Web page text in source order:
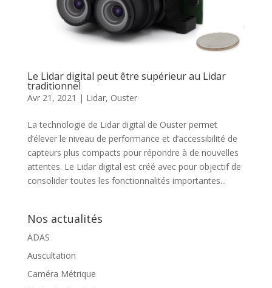
Le Lidar digital peut être supérieur au Lidar
traditionnel
Avr 21, 2021 | Lidar, Ouster
La technologie de Lidar digital de Ouster permet
d’élever le niveau de performance et d’accessibilité de
capteurs plus compacts pour répondre à de nouvelles
attentes. Le Lidar digital est créé avec pour objectif de
consolider toutes les fonctionnalités importantes...
Nos actualités
ADAS
Auscultation
Caméra Métrique